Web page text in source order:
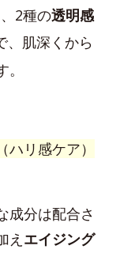
2種の透明感
、肌深くから
リ感ケア）
成分は配合さ
え エイジング